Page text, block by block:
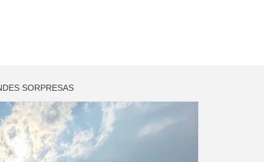
SORPRESAS